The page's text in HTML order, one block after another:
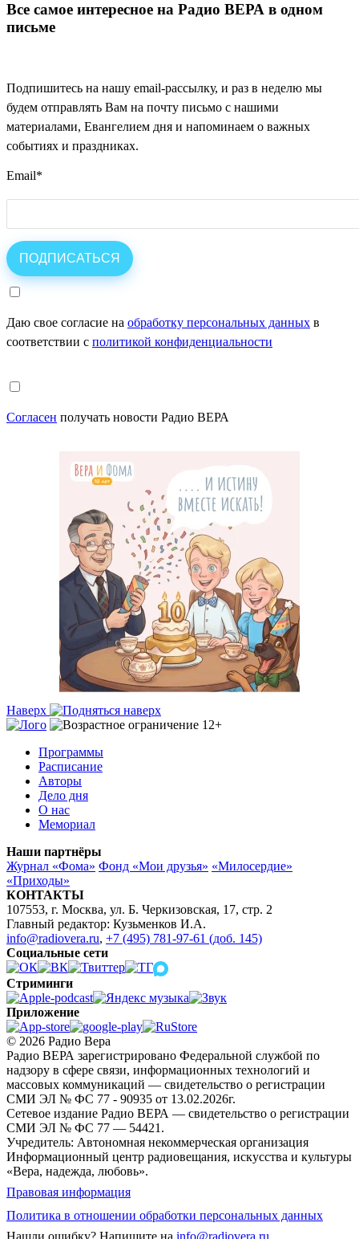
Все самое интересное на Радио ВЕРА в одном
письме
Подпишитесь на нашу email-рассылку, и раз в неделю мы
будем отправлять Вам на почту письмо с нашими
материалами, Евангелием дня и напоминаем о важных
событиях и праздниках.
Email*
Даю свое согласие на обработку персональных данных в
соответствии с политикой конфиденциальности
Согласен получать новости Радио ВЕРА
Наверх
Программы
Расписание
Авторы
Дело дня
О нас
Мемориал
Наши партнёры
Журнал «Фома» Фонд «Мои друзья» «Милосердие»
«Приходы»
КОНТАКТЫ
107553, г. Москва, ул. Б. Черкизовская, 17, стр. 2
Главный редактор: Кузьменков И.А.
info@radiovera.ru, +7 (495) 781-97-61 (доб. 145)
Социальные сети
Стриминги
Приложение
© 2026 Радио Вера
Радио ВЕРА зарегистрировано Федеральной службой по
надзору в сфере связи, информационных технологий и
массовых коммуникаций — свидетельство о регистрации
СМИ ЭЛ № ФС 77 - 90935 от 13.02.2026г.
Сетевое издание Радио ВЕРА — свидетельство о регистрации
СМИ ЭЛ № ФС 77 — 54421.
Учредитель: Автономная некоммерческая организация
Информационный центр радиовещания, искусства и культуры
«Вера, надежда, любовь».
Правовая информация
Политика в отношении обработки персональных данных
Нашли ошибку? Напишите на info@radiovera.ru